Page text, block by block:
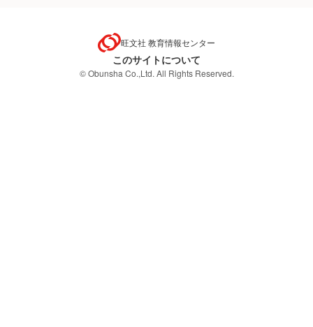
旺文社 教育情報センター
このサイトについて
© Obunsha Co.,Ltd. All Rights Reserved.